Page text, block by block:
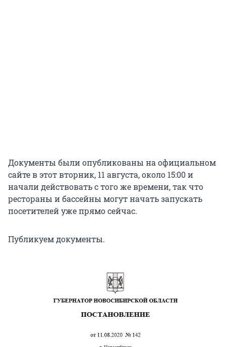
Документы были опубликованы на официальном
сайте в этот вторник, 11 августа, около 15:00 и
начали действовать с того же времени, так что
рестораны и бассейны могут начать запускать
посетителей уже прямо сейчас.
Публикуем документы.